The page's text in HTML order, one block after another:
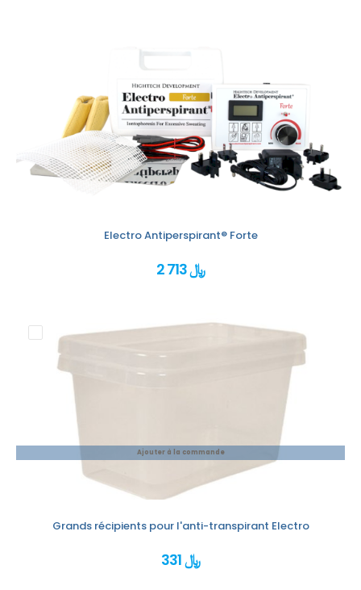
Electro Antiperspirant® Forte
2 713 ﷼
Ajouter à la commande
Grands récipients pour l'anti-transpirant Electro
331 ﷼